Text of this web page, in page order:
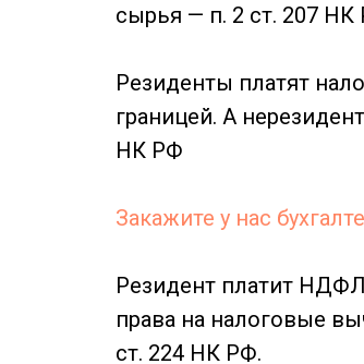
сырья — п. 2 ст. 207 НК
Резиденты платят
границей. А
НК РФ
Закажите у нас
Резидент платит НДФЛ
права на налоговые
ст. 224 НК РФ.